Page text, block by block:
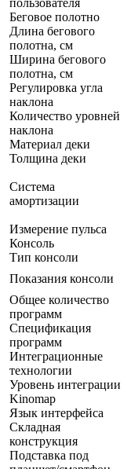
Беговое полотно
Длина бегового
полотна, см
Ширина бегового
полотна, см
Регулировка угла
наклона
Количество уровней
наклона
Материал деки
Толщина деки
Система
амортизации
Измерение пульса
Консоль
Тип консоли
Показания консоли
Общее количество
программ
Спецификация
программ
Интеграционные
технологии
Уровень интеграции
Kinomap
Язык интерфейса
Складная
конструкция
Подставка под